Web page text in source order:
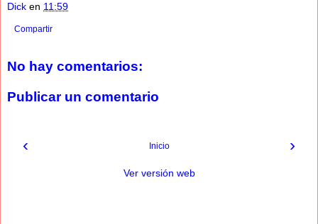
Dick en 11:59
Compartir
No hay comentarios:
Publicar un comentario
‹ ›
Inicio
Ver versión web